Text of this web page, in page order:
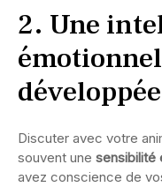
2. Une
développée
Discuter avec votre
souvent une sensibilité
avez conscience de